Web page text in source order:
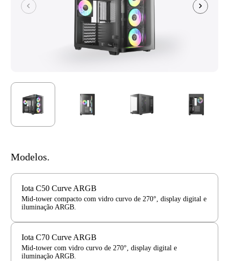
Modelos.
Iota C50 Curve ARGB
Mid-tower compacto com vidro curvo de 270°, display digital e
iluminação ARGB.
Iota C70 Curve ARGB
Mid-tower com vidro curvo de 270°, display digital e
iluminação ARGB.